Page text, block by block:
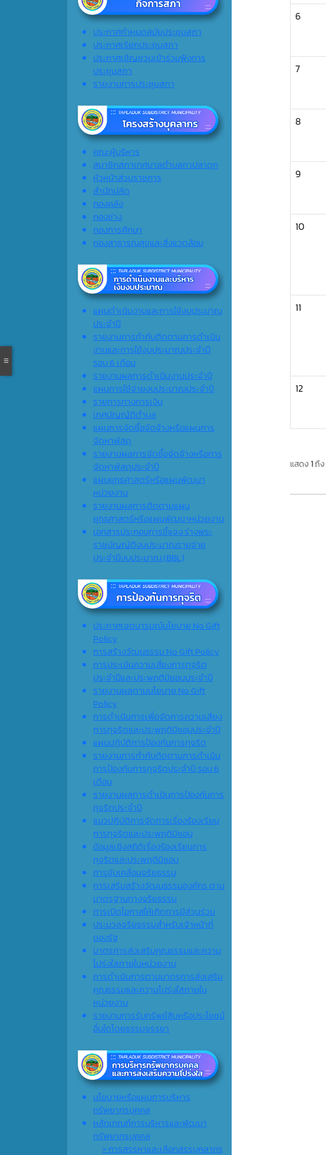
ประกาศกำหนดสมัยประชุมสภา
ประกาศเรียกประชุมสภา
ประกาศเชิญชวนเข้าร่วมฟังการ
ประชุมสภา
รายงานการประชุมสภา
คณะผู้บริหาร
สมาชิกสภาเทศบาลตำบลทาปลาดุก
หัวหน้าส่วนราชการ
สำนักปลัด
กองคลัง
กองช่าง
กองการศึกษา
กองสาธารณสุขและสิ่งแวดล้อม
แผนดำเนินงานและการใช้งบประมาณ
ประจำปี
รายงานการกำกับติดตามการดำเนิน
งานและการใช้งบประมาณประจำปี
รอบ 6 เดือน
รายงานผลการดำเนินงานประจำปี
แผนการใช้จ่ายงบประมาณประจำปี
รายการทางการเงิน
เทศบัญญัติตำบล
แผนการจัดซื้อจัดจ้างหรือแผนการ
จัดหาพัสดุ
รายงานผลการจัดซื้อจัดจ้างหรือการ
จัดหาพัสดุประจำปี
แผนยุทธศาสตร์หรือแผนพัฒนา
หน่วยงาน
รายงานผลการติดตามแผน
ยุทธศาสตร์หรือแผนพัฒนาหน่วยงาน
เอกสารประกอบการชี้แจง ร่างพระ
ราชบัญญัติงบประมาณรายจ่าย
ประจำปีงบประมาณ (ฺBBL)
ประกาศเจตนารมณ์นโยบาย No Gift
Policy
การสร้างวัฒนธรรม No Gift Policy
การประเมินความเสี่ยงการทุจริต
ประจำปีและประพฤติมิชอบประจำปี
รายงานผลตามนโยบาย No Gift
Policy
การดำเนินการเพื่อจัดการความเสี่ยง
การทุจริตและประพฤติมิชอบประจำปี
แผนปฏิบัติการป้องกันการทุจริต
รายงานการกำกับติดตามการดำเนิน
การป้องกันการทุจริตประจำปี รอบ 6
เดือน
รายงานผลการดำเนินการป้องกันการ
ทุจริตประจำปี
แนวปฏิบัติการจัดการเรื่องร้องเรียน
การทุจริตและประพฤติมิชอบ
ข้อมูลเชิงสถิติเรื่องร้องเรียนการ
ทุจริตและประพฤติมิชอบ
การขับเคลื่อนจริยธรรม
การเสริมสร้างวัฒนธรรมองค์กร ตาม
มาตรฐานทางจริยธรรม
การเปิดโอกาสให้เกิดการมีส่วนร่วม
ประมวลจริยธรรมสำหรับเจ้าหน้าที่
ของรัฐ
มาตรการส่งเสริมคุณธรรมและความ
โปร่งใสภายในหน่วยงาน
การดำเนินการตามมาตรการส่งเสริม
คุณธรรมและความโปร่งใสภายใน
หน่วยงาน
รายงานการรับทรัพย์สินหรือประโยชน์
อื่นใดโดยธรรมจรรยา
นโยบายหรือแผนการบริหาร
ทรัพยากรบุคคล
หลักเกณฑ์การบริหารและพัฒนา
ทรัพยากรบุคคล
> การสรรหาและเลือกสรรบุคลากร
6
7
8
9
10
11
12
แสดง1ถึง